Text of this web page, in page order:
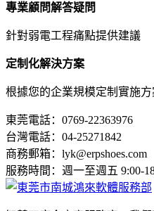
專業顧問解答疑問
針對弱電工程痛點提供建議
定制化解決方案
根據您的企業規模定制實施方
東莞電話：0769-22363976
台灣電話：04-25271842
商務郵箱：lyk@erpshoes.com
服務時間：週一至週五 9:00-